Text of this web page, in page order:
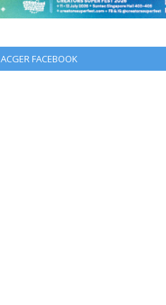
ACGER FACEBOOK